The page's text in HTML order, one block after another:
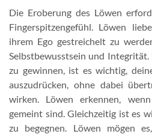
Die Eroberung des Löwen
Fingerspitzengefühl. Löwen
ihrem Ego gestreichelt zu
Selbstbewusstsein und Integrität.
zu gewinnen, ist es wichtig,
auszudrücken, ohne dabei
wirken. Löwen erkennen,
gemeint sind. Gleichzeitig ist es
zu begegnen. Löwen mögen